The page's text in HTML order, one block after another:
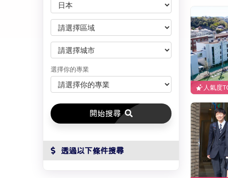
人氣度
選擇你的專業
開始搜尋
透過以下條件搜尋